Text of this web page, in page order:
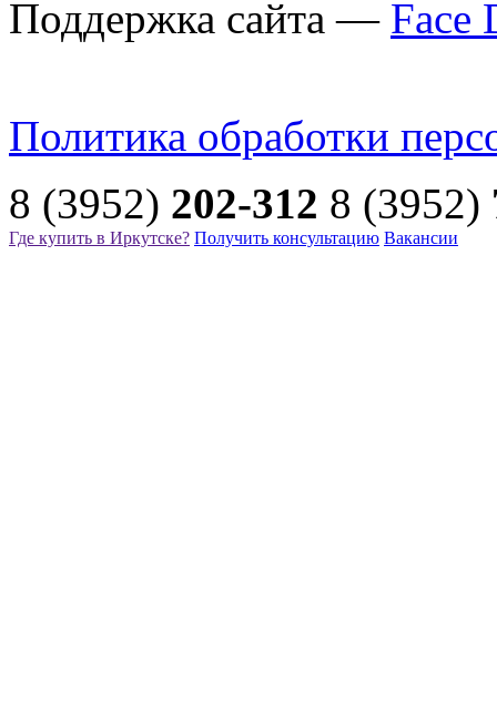
Поддержка сайта — Face
Политика обработки
8 (3952) 202-312 8 (3952)
Где купить в Иркутске? Получить консультацию Вакансии